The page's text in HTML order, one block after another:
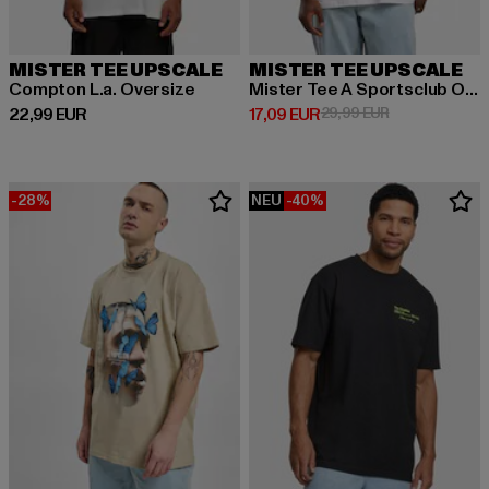
MISTER TEE UPSCALE
Compton L.a. Oversize
22,99 EUR
Derzeitiger Preis: 22,99 EUR
MISTER TEE UPSCALE
Mister Tee A Sportsclub Oversize Tee
17,09 EUR
Derzeitiger Preis: 17,09 EUR
29,99 EURAktionspreis:
-28% NEU -40%